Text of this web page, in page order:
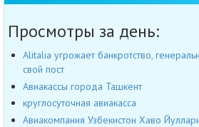
Просмотры за день:
Alitalia угрожает банкротство,
свой пост
Авиакассы города Ташкент
круглосуточная авиакасса
Авиакомпания Узбекистон Хаво